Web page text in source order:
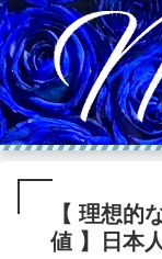
【 理想的
値 】日本